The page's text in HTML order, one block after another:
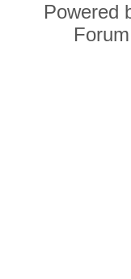
Powered